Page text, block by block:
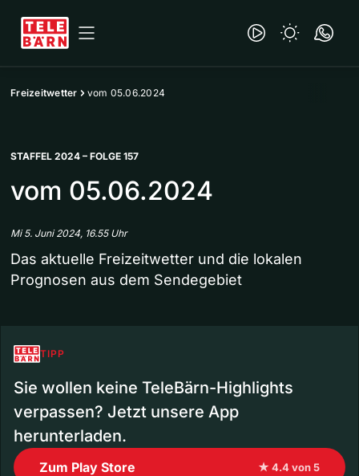
Freizeitwetter vom 05.06.2024
STAFFEL 2024 – FOLGE 157
vom 05.06.2024
Mi 5. Juni 2024, 16.55 Uhr
Das aktuelle Freizeitwetter und die lokalen
Prognosen aus dem Sendegebiet
TIPP
Sie wollen keine TeleBärn-Highlights
verpassen? Jetzt unsere App
herunterladen.
Zum Play Store ★ 4.4 von 5